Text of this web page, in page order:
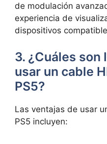
de modulación
experiencia de
dispositivos
3. ¿Cuáles son
usar un cable
PS5?
Las ventajas de usar
PS5 incluyen: